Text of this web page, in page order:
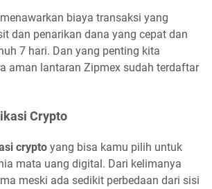
biaya transaksi yang
dan penarikan dana yang cepat dan
7 hari. Dan yang penting kita
aman lantaran Zipmex sudah terdaftar
Crypto
crypto yang bisa kamu pilih untuk
mata uang digital. Dari kelimanya
meski ada sedikit perbedaan dari sisi